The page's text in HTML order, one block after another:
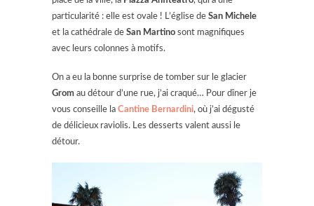
particularité : elle est ovale ! L’église de San Michele
et la cathédrale de San Martino sont magnifiques
avec leurs colonnes à motifs.
On a eu la bonne surprise de tomber sur le glacier
Grom au détour d’une rue, j’ai craqué… Pour dîner je
vous conseille la Cantine Bernardini, où j’ai dégusté
de délicieux raviolis. Les desserts valent aussi le
détour.